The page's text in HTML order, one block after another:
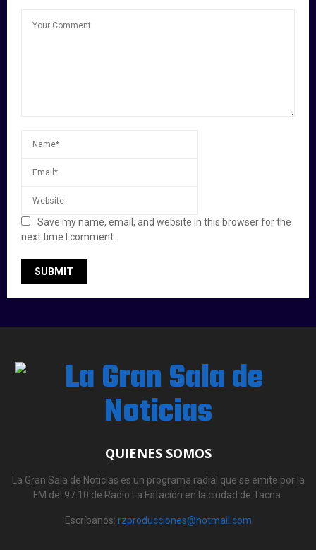
Save my name, email, and website in this browser for the
next time I comment.
QUIENES SOMOS
La Gran Sala de Noticias es un programa radial que se emite por la
FM del 97.10 de Radio La Estación en la ciudad de Tacna.
Escríbanos: rzproducciones@hotmail.com